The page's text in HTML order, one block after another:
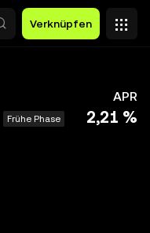
Verknüpfen
Frühe Phase
APR
2,21 %